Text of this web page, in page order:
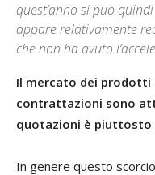
quest’anno si può
appare relativamente
che non ha avuto
Il mercato dei
contrattazioni sono
quotazioni è piuttosto
In genere questo